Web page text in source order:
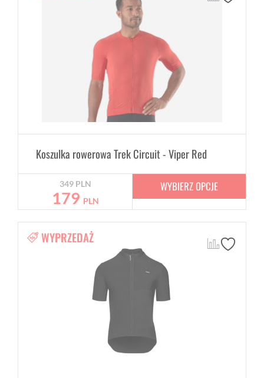
Koszulka rowerowa Trek Circuit - Viper Red
349 PLN
179 PLN
WYBIERZ OPCJE
WYPRZEDAŻ